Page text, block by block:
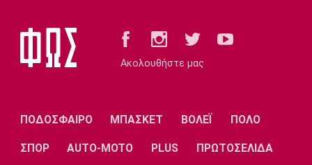
Ακολουθήστε μας
ΠΟΔΟΣΦΑΙΡΟ ΜΠΑΣΚΕΤ ΒΟΛΕΪ ΠΟΛΟ
ΣΠΟΡ AUTO-MOTO PLUS ΠΡΩΤΟΣΕΛΙΔΑ